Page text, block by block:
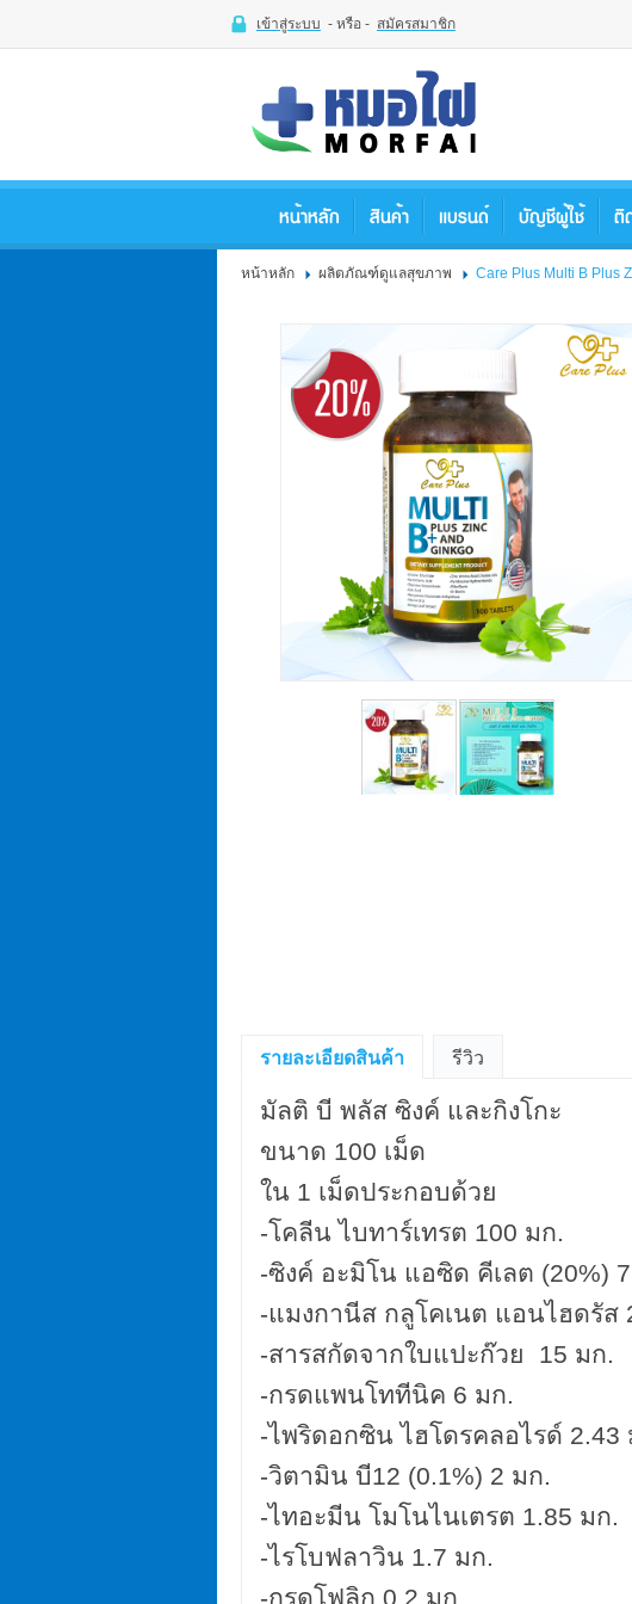
แบรนด์
แจ้งชำระเงิน
เข้าสู่ระบบ - หรือ - สมัครสมาชิก
หน้าหลัก สินค้า แบรนด์ บัญชีผู้ใช้ ติ
หน้าหลัก ผลิตภัณฑ์ดูแลสุขภาพ Care Plus Multi B Plus
รายละเอียดสินค้า รีวิว
มัลติ บี พลัส ซิงค์ และกิงโกะ
ขนาด 100 เม็ด
ใน 1 เม็ดประกอบด้วย
-โคลีน ไบทาร์เทรต 100 มก.
-ซิงค์ อะมิโน แอซิด คีเลต (20%)
-แมงกานีส กลูโคเนต แอนไฮดรัส
-สารสกัดจากใบแปะก๊วย 15 มก.
-กรดแพนโททีนิค 6 มก.
-ไพริดอกซิน ไฮโดรคลอไรด์ 2.43
-วิตามิน บี12 (0.1%) 2 มก.
-ไทอะมีน โมโนไนเตรต 1.85 มก.
-ไรโบฟลาวิน 1.7 มก.
-กรดโฟลิก 0.2 มก.